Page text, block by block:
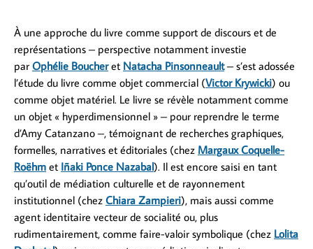
À une approche du livre comme support de discours et de
représentations – perspective notamment investie
par Ophélie Boucheret Natacha Pinsonneault– s’est adossée
l’étude du livre comme objet commercial (Victor Krywicki) ou
comme objet matériel. Le livre se révèle notamment comme
un objet « hyperdimensionnel » – pour reprendre le terme
d’Amy Catanzano –, témoignant de recherches graphiques,
formelles, narratives et éditoriales (chez Margaux Coquelle-
Roëhm et Iñaki Ponce Nazabal). Il est encore saisi en tant
qu’outil de médiation culturelle et de rayonnement
institutionnel (chez Chiara Zampieri), mais aussi comme
agent identitaire vecteur de socialité ou, plus
rudimentairement, comme faire-valoir symbolique (chez Lolita